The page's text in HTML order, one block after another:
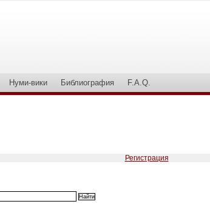
Нуми-вики Библиография F.A.Q.
Регистрация